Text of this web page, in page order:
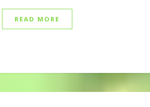
READ MORE